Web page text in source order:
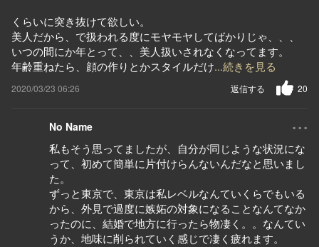
くらいに突き抜けて欲しい。
美人だから、で扱われる度にモヤモヤしてばかりじゃ、、、
いつの間にか年とって、、美人扱いされなくなってます。
年齢重ねたら、顔の作りとかスタイルだけ...続きを見る
2020/03/23 06:26 20
返信する
No Name ...
私もそう思ってましたが、自分が同じような状況にな
って、初めて簡単に片付けらんないんだなと思いまし
た。
ずっと東京で、東京は私レベルなんていくらでもいる
から、外見で過度に嫉妬の対象になることなんてなか
ったのに、結婚で地方に行ったら物凄く。。なんてい
うか、地味に削られていく感じで凄く疲れます。